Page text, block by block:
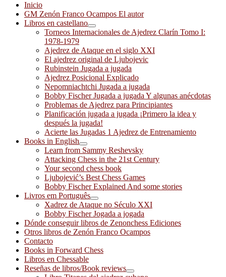
Inicio
GM Zenón Franco Ocampos El autor
Libros en castellano
Torneos Internacionales de Ajedrez Clarín Tomo I:
1978-1979
Ajedrez de Ataque en el siglo XXI
El ajedrez original de Ljubojevic
Rubinstein Jugada a jugada
Ajedrez Posicional Explicado
Nepomniachtchi Jugada a jugada
Bobby Fischer Jugada a jugada Y algunas anécdotas
Problemas de Ajedrez para Principiantes
Planificación jugada a jugada ¡Primero la idea y
después la jugada!
Acierte las Jugadas 1 Ajedrez de Entrenamiento
Books in English
Learn from Sammy Reshevsky
Attacking Chess in the 21st Century
Your second chess book
Ljubojević’s Best Chess Games
Bobby Fischer Explained And some stories
Livros em Português
Xadrez de Ataque no Século XXI
Bobby Fischer Jogada a jogada
Dónde conseguir libros de Zenonchess Ediciones
Otros libros de Zenón Franco Ocampos
Contacto
Books in Forward Chess
Libros en Chessable
Reseñas de libros/Book reviews